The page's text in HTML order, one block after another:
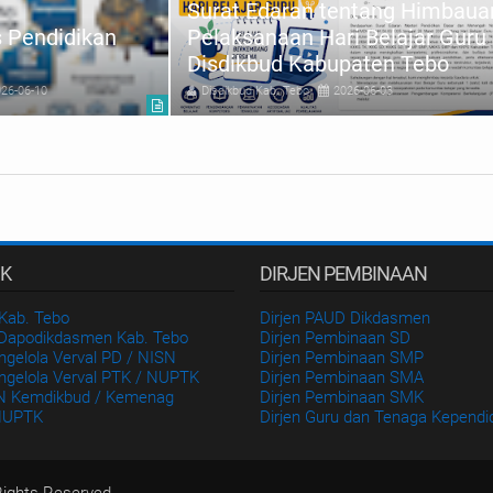
Pendidikan
06-10
Surat Edaran tentang
Pelaksanaan Hari Belajar Guru
Disdikbud Kabupaten Tebo
Disdikbud Kab. Tebo 2026-06-03
Tebo
Kab. Tebo
Verval PD / NISN
Verval PTK / NUPTK
Kemdikbud / Kemenag
DIRJEN PEMBINAAN
Dirjen PAUD Dikdasmen
Dirjen Pembinaan SD
Dirjen Pembinaan SMP
Dirjen Pembinaan SMA
Dirjen Pembinaan SMK
Dirjen Guru dan Tenaga